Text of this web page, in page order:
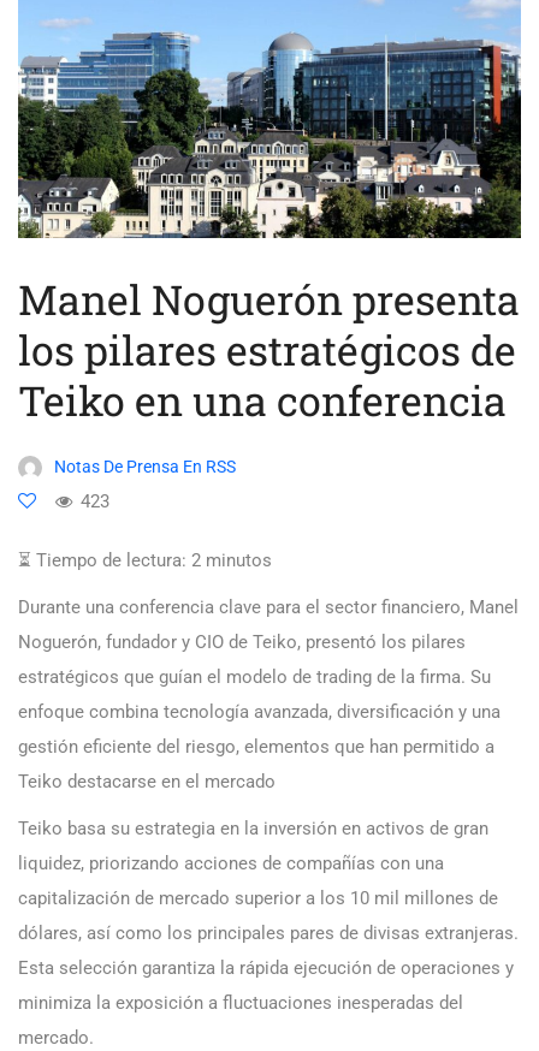
Manel Noguerón presenta
los pilares estratégicos de
Teiko en una conferencia
Notas De Prensa En RSS
423
⏳ Tiempo de lectura: 2 minutos
Durante una conferencia clave para el sector financiero, Manel
Noguerón, fundador y CIO de Teiko, presentó los pilares
estratégicos que guían el modelo de trading de la firma. Su
enfoque combina tecnología avanzada, diversificación y una
gestión eficiente del riesgo, elementos que han permitido a
Teiko destacarse en el mercado
Teiko basa su estrategia en la inversión en activos de gran
liquidez, priorizando acciones de compañías con una
capitalización de mercado superior a los 10 mil millones de
dólares, así como los principales pares de divisas extranjeras.
Esta selección garantiza la rápida ejecución de operaciones y
minimiza la exposición a fluctuaciones inesperadas del
mercado.